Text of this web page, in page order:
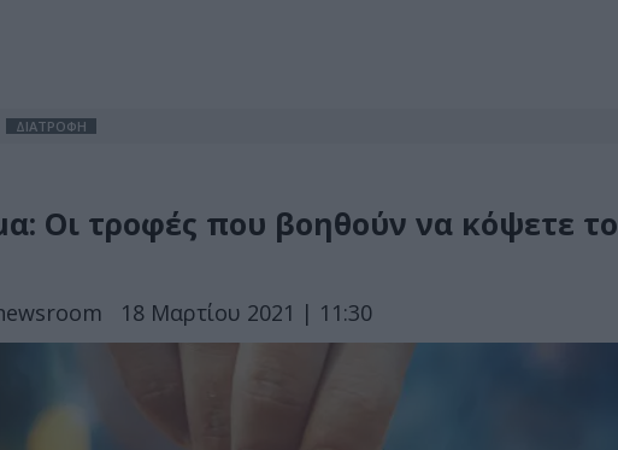
ΔΙΑΤΡΟΦΗ
Οι τροφές που βοηθούν να κόψετε το
18 Μαρτίου 2021 | 11:30